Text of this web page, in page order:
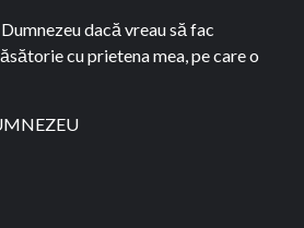
Dumnezeu dacă vreau să fac
cu prietena mea, pe care o